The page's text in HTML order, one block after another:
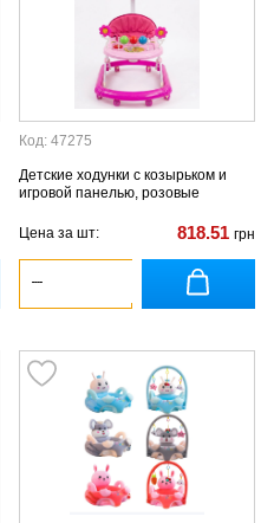
Код: 47275
Детские ходунки с козырьком и
игровой панелью, розовые
Цена за шт: 818.51 грн